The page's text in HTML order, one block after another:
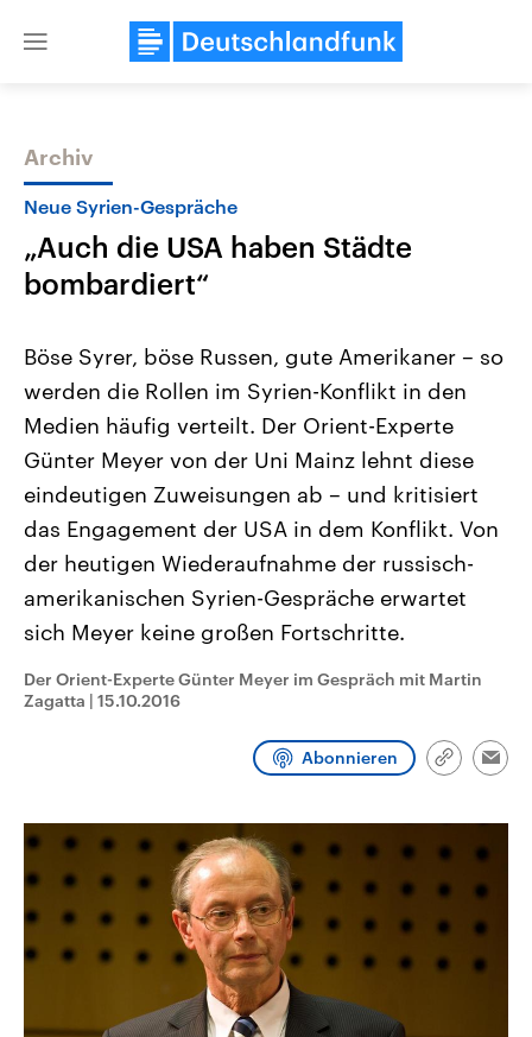
Close
Themen
Landtagswahl Sachsen-Anhalt
2026
Alle Informationen
Sachsen-Anhalt wählt am 6.
September 2026 einen neuen
Landtag. Seit 2021 wird das
Bundesland von einer Koalition aus
CDU, SPD und FDP regiert.-
Umfragen, Prognosen,
Wahlprogramme, aktuelle Berichte
und Hintergründe zu den Parteien
und Kandidaten der anstehenden
Wahl.
USA
Aktuelle Beiträge,
Hintergründe
Wirtschaftlich und
gehören die Vereinigten
den mächtigsten Ländern
mit großem Einfluss auf
Sendungen Programm Podcasts
Archiv
Neue Syrien-Gespräche
„Auch die USA haben Städte
bombardiert“
Böse Syrer, böse Russen, gute Amerikaner – so
werden die Rollen im Syrien-Konflikt in den
Medien häufig verteilt. Der Orient-Experte
Günter Meyer von der Uni Mainz lehnt diese
eindeutigen Zuweisungen ab – und kritisiert
das Engagement der USA in dem Konflikt. Von
der heutigen Wiederaufnahme der russisch-
amerikanischen Syrien-Gespräche erwartet
sich Meyer keine großen Fortschritte.
Der Orient-Experte Günter Meyer im Gespräch mit Martin
Zagatta | 15.10.2016
Abonnieren
Link